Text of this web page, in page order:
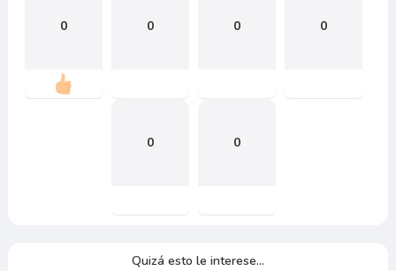
0 0 0 0
0 0
Quizá esto le interese...